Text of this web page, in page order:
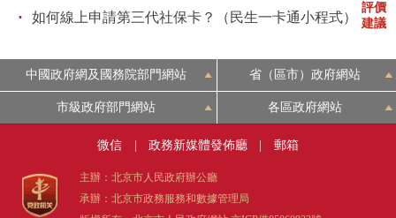
· 如何線上申請第三代社保卡？（民生一卡通小程式）
評價
建議
中國政府網及國務院部門網站 省（區市）政府網站
市級政府部門網站 各區政府網站
微信 政務新媒體發佈廳 郵箱
主辦：北京市人民政府辦公廳
承辦：北京市政務服務和數據管理局